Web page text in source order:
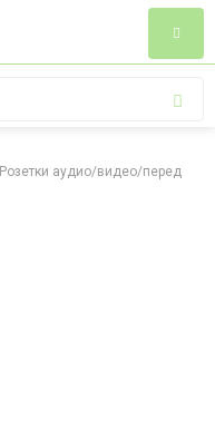
Розетки аудио/видео/передача